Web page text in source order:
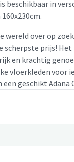
beschikbaar in
wereld over op
prijs! Het
en krachtig
vloerkleden voor
een geschikt Adana